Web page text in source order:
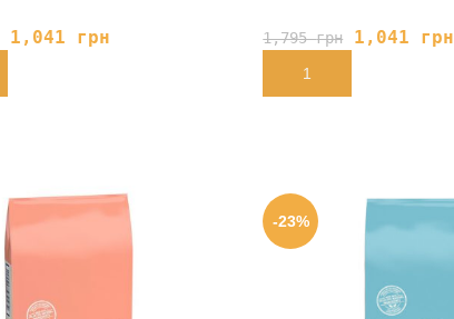
1,041 грн 1,795грн 1,041 грн
В КОРЗИНУ
-23%